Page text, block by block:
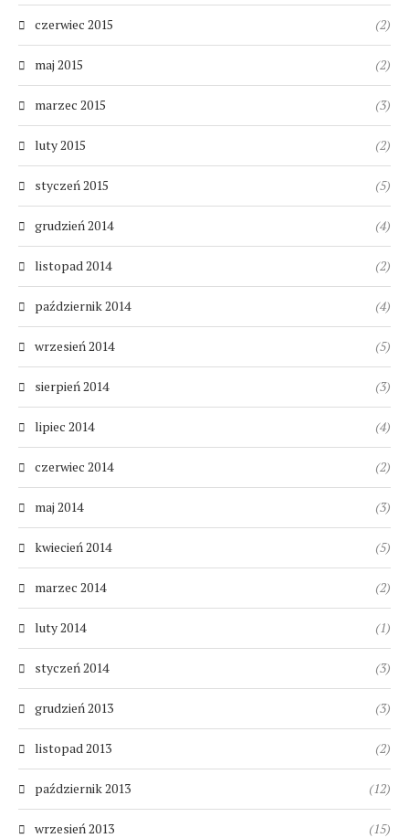
czerwiec 2015 (2)
maj 2015 (2)
marzec 2015 (3)
luty 2015 (2)
styczeń 2015 (5)
grudzień 2014 (4)
listopad 2014 (2)
październik 2014 (4)
wrzesień 2014 (5)
sierpień 2014 (3)
lipiec 2014 (4)
czerwiec 2014 (2)
maj 2014 (3)
kwiecień 2014 (5)
marzec 2014 (2)
luty 2014 (1)
styczeń 2014 (3)
grudzień 2013 (3)
listopad 2013 (2)
październik 2013 (12)
wrzesień 2013 (15)